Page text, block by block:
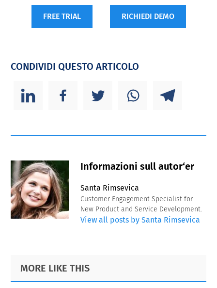
FREE TRIAL RICHIEDI DEMO
CONDIVIDI QUESTO ARTICOLO
Informazioni sull autor‘er
Santa Rimsevica
Customer Engagement Specialist for
New Product and Service Development.
View all posts by Santa Rimsevica
Primary
Sidebar
Footer
MORE LIKE THIS